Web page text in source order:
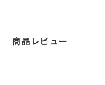
商品レビュー